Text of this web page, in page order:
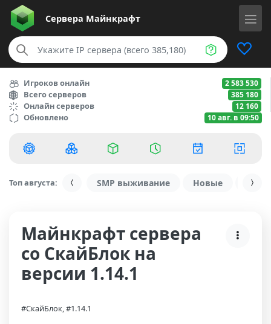
Сервера Майнкрафт
Игроков онлайн 2 583 530
Всего серверов 385 180
Онлайн серверов 12 160
Обновлено 10 авг. в 09:50
Топ августа: SMP выживание Новые С
Майнкрафт сервера
со СкайБлок на
версии 1.14.1
#СкайБлок, #1.14.1